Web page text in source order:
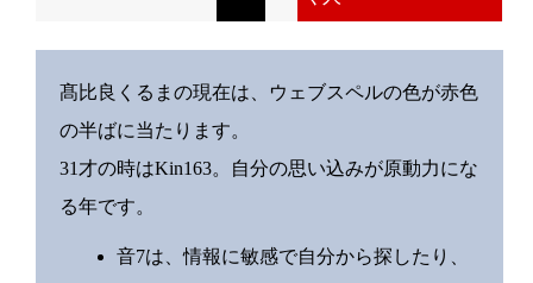
髙比良くるまの現在は、ウェブスペルの色が赤色
の半ばに当たります。
31才の時はKin163。自分の思い込みが原動力にな
る年です。
音7は、情報に敏感で自分から探したり、